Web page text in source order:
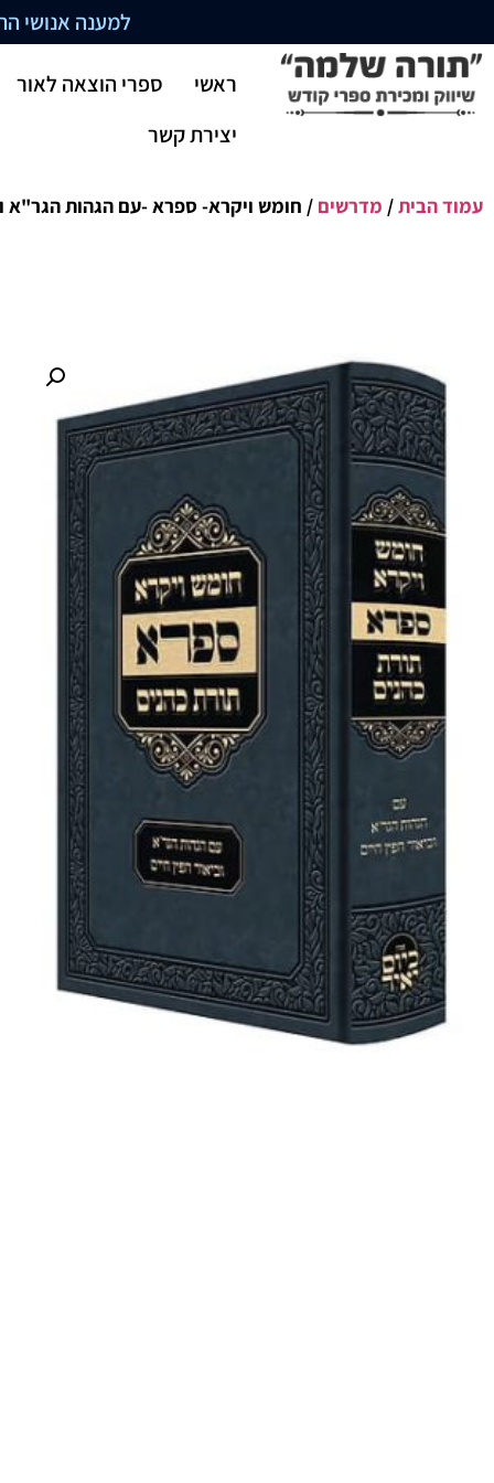
למענה אנושי התקשרו
ראשי
ספרי הוצאה לאור
יצירת קשר
עמוד הבית/ מדרשים / חומש ויקרא- ספרא -עם הגהות הגר"א